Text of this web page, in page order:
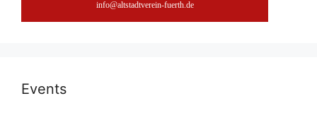
info@altstadtverein-fuerth.de
Events